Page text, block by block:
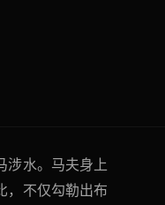
涉水。马夫身上
，不仅勾勒出布